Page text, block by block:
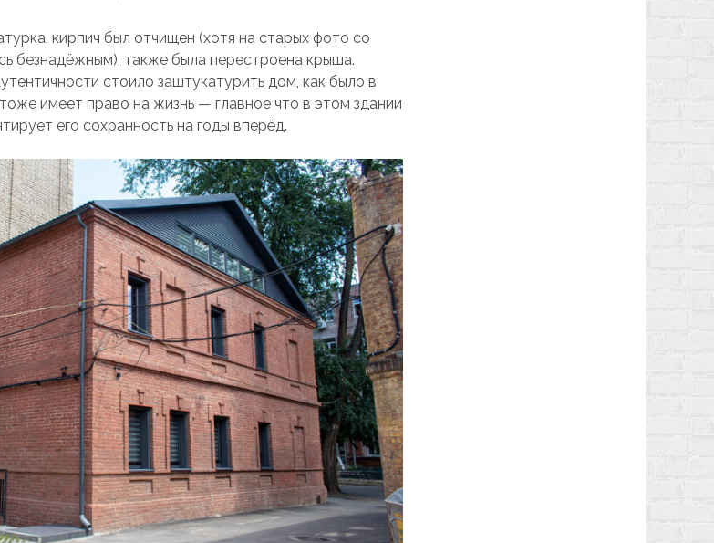
кирпич был отчищен (хотя на старых фото со
безнадёжным), также была перестроена крыша.
стоило заштукатурить дом, как было в
имеет право на жизнь — главное что в этом здании
его сохранность на годы вперёд.